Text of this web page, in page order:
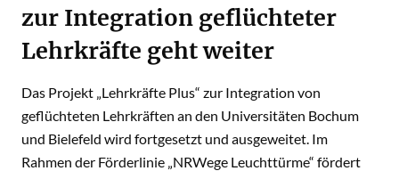
zur Integration geflüchteter
Lehrkräfte geht weiter
Das Projekt „Lehrkräfte Plus“ zur Integration von
geflüchteten Lehrkräften an den Universitäten Bochum
und Bielefeld wird fortgesetzt und ausgeweitet. Im
Rahmen der Förderlinie „NRWege Leuchttürme“ fördert